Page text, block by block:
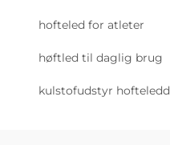
hofteled for atleter
høftled til daglig brug
kulstofudstyr hofteledd